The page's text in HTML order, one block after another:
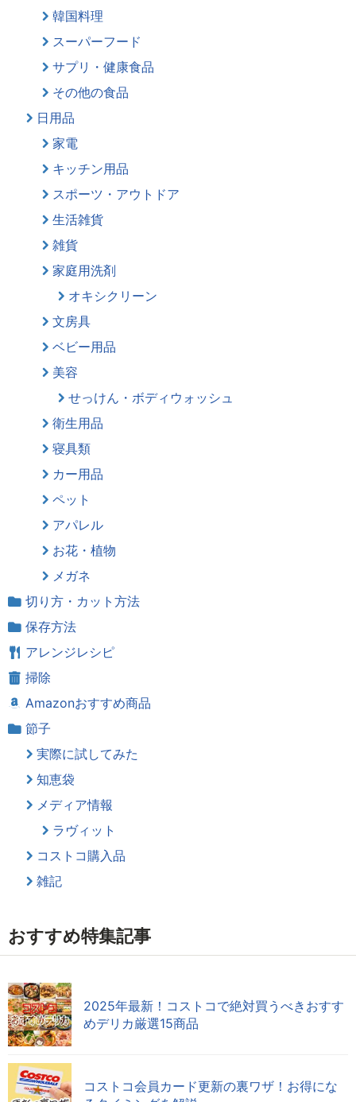
韓国料理
スーパーフード
サプリ・健康食品
その他の食品
日用品
家電
キッチン用品
スポーツ・アウトドア
生活雑貨
雑貨
家庭用洗剤
オキシクリーン
文房具
ベビー用品
美容
せっけん・ボディウォッシュ
衛生用品
寝具類
カー用品
ペット
アパレル
お花・植物
メガネ
切り方・カット方法
保存方法
アレンジレシピ
掃除
Amazonおすすめ商品
節子
実際に試してみた
知恵袋
メディア情報
ラヴィット
コストコ購入品
雑記
おすすめ特集記事
2025年最新！コストコで絶対買うべきおすす
めデリカ厳選15商品
コストコ会員カード更新の裏ワザ！お得にな